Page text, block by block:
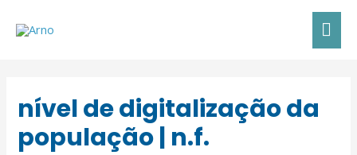
nível de digitalização da
população | n.f.